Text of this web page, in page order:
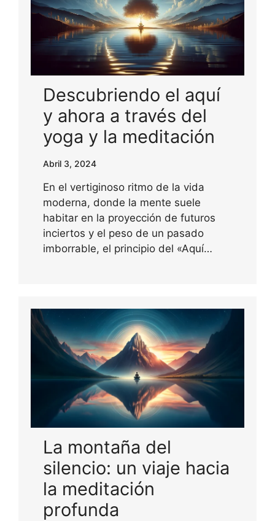
Descubriendo el aquí
y ahora a través del
yoga y la meditación
Abril 3, 2024
En el vertiginoso ritmo de la vida
moderna, donde la mente suele
habitar en la proyección de futuros
inciertos y el peso de un pasado
imborrable, el principio del «Aquí…
La montaña del
silencio: un viaje hacia
la meditación
profunda